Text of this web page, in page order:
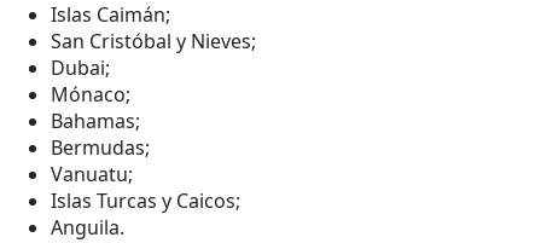
Islas Caimán;
San Cristóbal y Nieves;
Dubai;
Mónaco;
Bahamas;
Bermudas;
Vanuatu;
Islas Turcas y Caicos;
Anguila.